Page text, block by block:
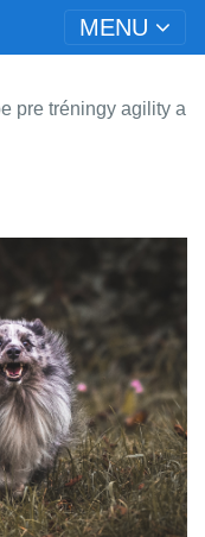
MENU
pre tréningy agility a